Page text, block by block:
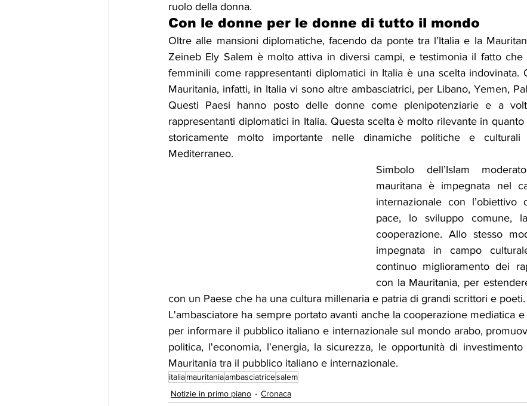
ruolo della donna.
Con le donne per le donne di tutto il mondo
Oltre alle mansioni diplomatiche, facendo da ponte tra l’Italia e la
Zeineb Ely Salem è molto attiva in diversi campi, e testimonia il fatto
femminili come rappresentanti diplomatici in Italia è una scelta indovinata.
Mauritania, infatti, in Italia vi sono altre ambasciatrici, per Libano, Yemen,
Questi Paesi hanno posto delle donne come plenipotenziarie e a
rappresentanti diplomatici in Italia. Questa scelta è molto rilevante in quanto
storicamente molto importante nelle dinamiche politiche e
Mediterraneo.
Simbolo dell’Islam
mauritana è impegnata nel
internazionale con l’obiettivo
pace, lo sviluppo comune,
cooperazione. Allo stesso
impegnata in campo
continuo miglioramento dei
con la Mauritania, per
con un Paese che ha una cultura millenaria e patria di grandi scrittori e poeti.
L'ambasciatore ha sempre portato avanti anche la cooperazione mediatica e
per informare il pubblico italiano e internazionale sul mondo arabo,
politica, l'economia, l'energia, la sicurezza, le opportunità di
Mauritania tra il pubblico italiano e internazionale.
italiamauritaniaambasciatricesalem
Notizie in primo piano
Cronaca